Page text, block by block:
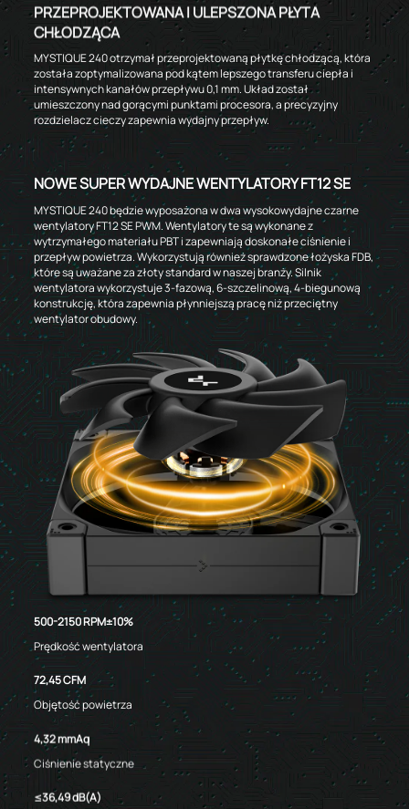
PRZEPROJEKTOWANA I ULEPSZONA PŁYTA
CHŁODZĄCA
MYSTIQUE 240 otrzymał przeprojektowaną płytkę chłodzącą, która
została zoptymalizowana pod kątem lepszego transferu ciepła i
intensywnych kanałów przepływu 0,1 mm. Układ został
umieszczony nad gorącymi punktami procesora, a precyzyjny
rozdzielacz cieczy zapewnia wydajny przepływ.
NOWE SUPER WYDAJNE WENTYLATORY FT12 SE
MYSTIQUE 240 będzie wyposażona w dwa wysokowydajne czarne
wentylatory FT12 SE PWM. Wentylatory te są wykonane z
wytrzymałego materiału PBT i zapewniają doskonałe ciśnienie i
przepływ powietrza. Wykorzystują również sprawdzone łożyska FDB,
które są uważane za złoty standard w naszej branży. Silnik
wentylatora wykorzystuje 3-fazową, 6-szczelinową, 4-biegunową
konstrukcję, która zapewnia płynniejszą pracę niż przeciętny
wentylator obudowy.
500-2150 RPM±10%
Prędkość wentylatora
72,45 CFM
Objętość powietrza
4,32 mmAq
Ciśnienie statyczne
≤36,49 dB(A)